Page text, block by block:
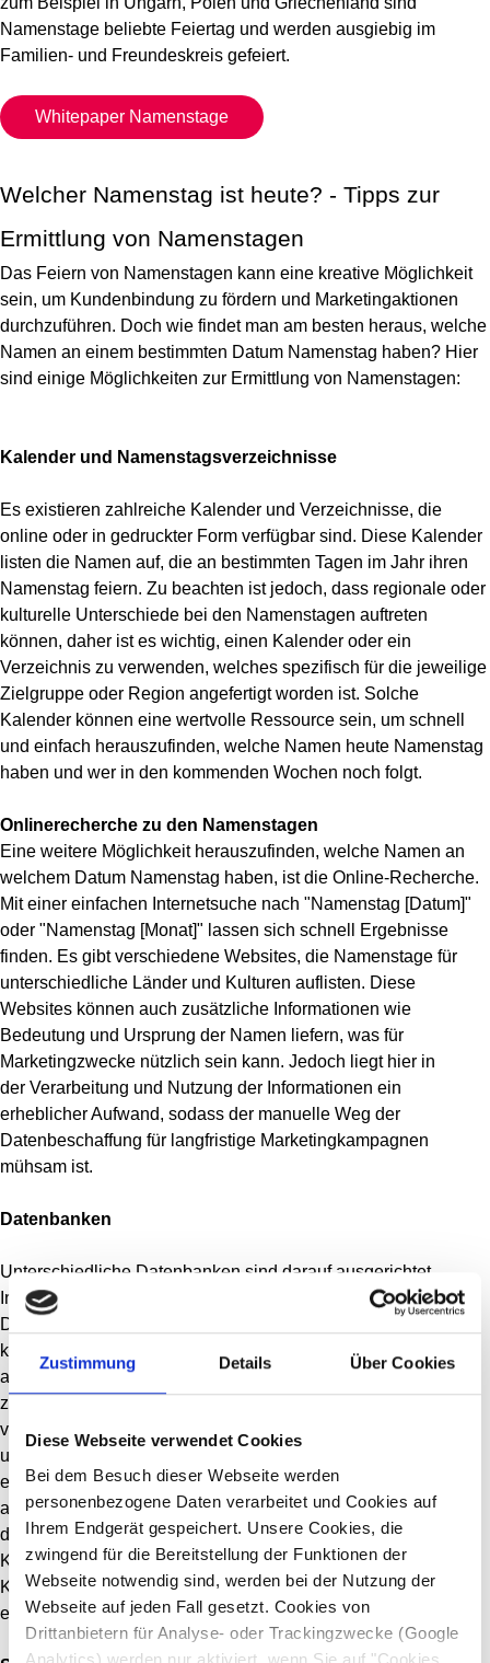
Zustimmung Details Über Cookies
Diese Webseite verwendet Cookies
Bei dem Besuch dieser Webseite werden
personenbezogene Daten verarbeitet und Cookies auf
Ihrem Endgerät gespeichert. Unsere Cookies, die
zwingend für die Bereitstellung der Funktionen der
Webseite notwendig sind, werden bei der Nutzung der
Webseite auf jeden Fall gesetzt. Cookies von
Drittanbietern für Analyse- oder Trackingzwecke (Google
Analytics) werden nur aktiviert, wenn Sie auf "Cookies
Namenstage beliebte Feiertag und werden ausgiebig im
Familien- und Freundeskreis gefeiert.
Whitepaper Namenstage
Welcher Namenstag ist heute? - Tipps zur
Ermittlung von Namenstagen
Das Feiern von Namenstagen kann eine kreative Möglichkeit
sein, um Kundenbindung zu fördern und Marketingaktionen
durchzuführen. Doch wie findet man am besten heraus, welche
Namen an einem bestimmten Datum Namenstag haben? Hier
sind einige Möglichkeiten zur Ermittlung von Namenstagen:
Kalender und Namenstagsverzeichnisse
Es existieren zahlreiche Kalender und Verzeichnisse, die
online oder in gedruckter Form verfügbar sind. Diese Kalender
listen die Namen auf, die an bestimmten Tagen im Jahr ihren
Namenstag feiern. Zu beachten ist jedoch, dass regionale oder
kulturelle Unterschiede bei den Namenstagen auftreten
können, daher ist es wichtig, einen Kalender oder ein
Verzeichnis zu verwenden, welches spezifisch für die jeweilige
Zielgruppe oder Region angefertigt worden ist. Solche
Kalender können eine wertvolle Ressource sein, um schnell
und einfach herauszufinden, welche Namen heute Namenstag
haben und wer in den kommenden Wochen noch folgt.
Onlinerecherche zu den Namenstagen
Eine weitere Möglichkeit herauszufinden, welche Namen an
welchem Datum Namenstag haben, ist die Online-Recherche.
Mit einer einfachen Internetsuche nach "Namenstag [Datum]"
oder "Namenstag [Monat]" lassen sich schnell Ergebnisse
finden. Es gibt verschiedene Websites, die Namenstage für
unterschiedliche Länder und Kulturen auflisten. Diese
Websites können auch zusätzliche Informationen wie
Bedeutung und Ursprung der Namen liefern, was für
Marketingzwecke nützlich sein kann. Jedoch liegt hier in
der Verarbeitung und Nutzung der Informationen ein
erheblicher Aufwand, sodass der manuelle Weg der
Datenbeschaffung für langfristige Marketingkampagnen
mühsam ist.
Datenbanken
Unterschiedliche Datenbanken sind darauf ausgerichtet,
Informationen zum Namenstag zu teilen und zu nutzen. Die
Datenbank der
kommerzielle Nutzung in Verbindung mit Marketingvorhaben
ausgerichtet
. So liegen neben dem jeweiligen Datum
zahlreiche weitere interessante Informationen zu dem Namen
vor. Durch die Nutzung einer Datenbank kann auf einen
umfangreichen Datenbestand zurückgegriffen werden, ohne
einen erheblichen Mehraufwand zu haben. Sie können direkt
auf alle für Sie relevanten Daten zurückgreifen und diese in
die
automatische Aussteuerung von Marketing-
Kampagnen einbinden – der Umsetzung einer Namenstag-
Kampagne in Ihrem Unternehmen steht damit nichts mehr
entgegen.